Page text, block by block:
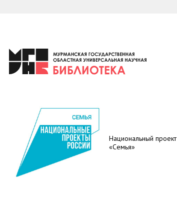
Национальный проект
«Семья»